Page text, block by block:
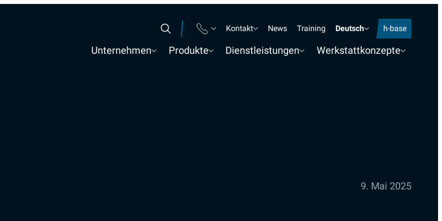
Suchen
Standorte Telefon
Kontakt News Training Deutsch h-base
Unternehmen Produkte Dienstleistungen Werkstattkonzepte
ganz nahe bei Ihnen
days oder die snow days gehören
autotechnik ag. Doch im
9. Mai 2025